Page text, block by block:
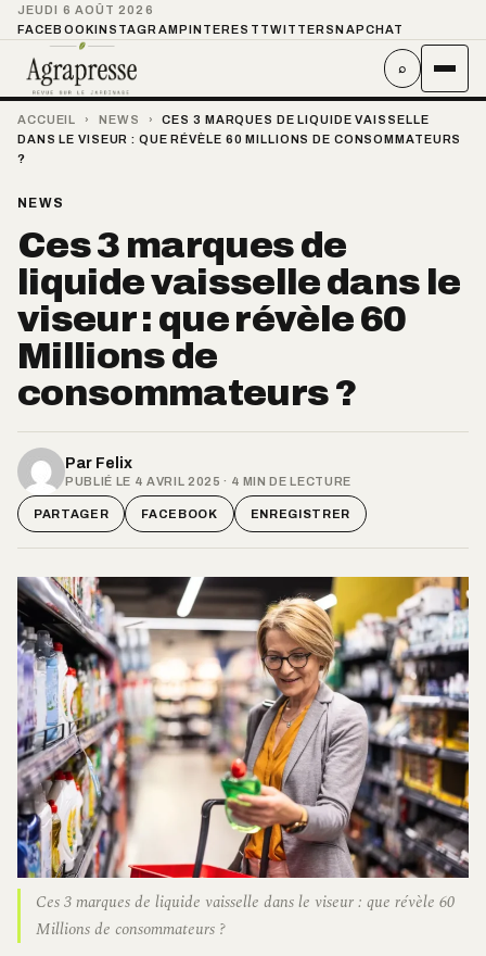
JEUDI 6 AOÛT 2026
FACEBOOKINSTAGRAMPINTEREST TWITTER SNAPCHAT
⌕
ACCUEIL › NEWS ›
CES 3 MARQUES DE LIQUIDE VAISSELLE
DANS LE VISEUR : QUE RÉVÈLE 60 MILLIONS DE CONSOMMATEURS
?
NEWS
Ces 3 marques de
liquide vaisselle dans le
viseur : que révèle 60
Millions de
consommateurs ?
Par Felix
PUBLIÉ LE 4 AVRIL 2025 · 4 MIN DE LECTURE
PARTAGER FACEBOOK ENREGISTRER
Ces 3 marques de liquide vaisselle dans le viseur : que révèle 60
Millions de consommateurs ?